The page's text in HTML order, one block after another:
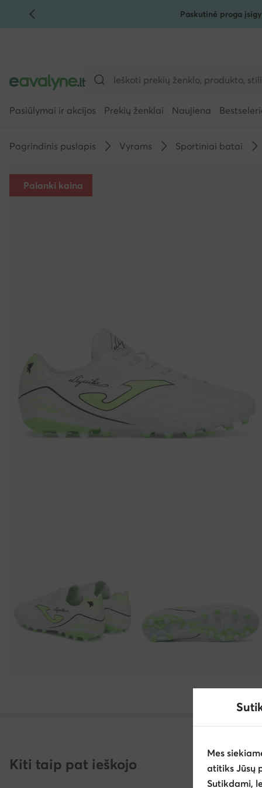
PEREITI PRIE PAGRINDINIO TURINIOPaskutinė proga
Pasiūlymai ir akcijos Prekių ženklai Naujiena
Pagrindinis puslapis Vyrams Sportiniai batai
Palanki kaina
Kiti taip pat ieškojo
Mes
atitiks Jūsų
Sutikdami,